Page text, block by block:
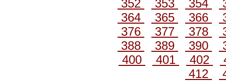
352
353 354
364
365 366
376
377 378
388
389 390
400
401 402
412